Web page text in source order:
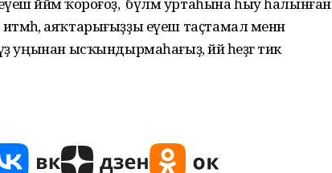
аяҡтарығыҙҙы еүеш таҫтамал менән
уңынан ысҡындырмаһағыҙ, йәй һеҙгә тик